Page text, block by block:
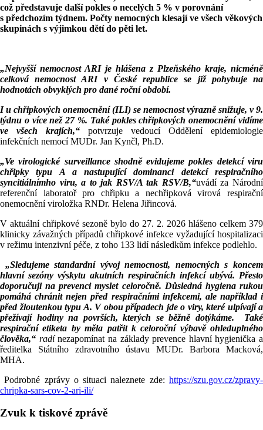
což představuje další pokles o necelých 5 % v porovnání
s předchozím týdnem. Počty nemocných klesají ve všech věkových
skupinách s výjimkou dětí do pěti let.
„Nejvyšší nemocnost ARI je hlášena z Plzeňského kraje, nicméně
celková nemocnost ARI v České republice se již pohybuje na
hodnotách obvyklých pro dané roční období.
I u chřipkových onemocnění (ILI) se nemocnost výrazně snižuje, v 9.
týdnu o více než 27 %. Také pokles chřipkových onemocnění vidíme
ve všech krajích,“ potvrzuje vedoucí Oddělení epidemiologie
infekčních nemocí MUDr. Jan Kynčl, Ph.D.
„Ve virologické surveillance shodně evidujeme pokles detekcí viru
chřipky typu A a nastupující dominanci detekcí respiračního
syncitiálnímho viru, a to jak RSV/A tak RSV/B,“uvádí za Národní
referenční laboratoř pro chřipku a nechřipková virová respirační
onemocnění viroložka RNDr. Helena Jiřincová.
V aktuální chřipkové sezoně bylo do 27. 2. 2026 hlášeno celkem 379
klinicky závažných případů chřipkové infekce vyžadující hospitalizaci
v režimu intenzivní péče, z toho 133 lidí následkům infekce podlehlo.
„Sledujeme standardní vývoj nemocnosti, nemocných s koncem
hlavní sezóny výskytu akutních respiračních infekcí ubývá. Přesto
doporučuji na prevenci myslet celoročně. Důsledná hygiena rukou
pomáhá chránit nejen před respiračními infekcemi, ale například i
před žloutenkou typu A. V obou případech jde o viry, které ulpívají a
přežívají hodiny na površích, kterých se běžně dotýkáme. Také
respirační etiketa by měla patřit k celoroční výbavě ohleduplného
člověka,“ radínezapomínat na základy prevence hlavní hygienička a
ředitelka Státního zdravotního ústavu MUDr. Barbora Macková,
MHA.
Podrobné zprávy o situaci naleznete zde:https://szu.gov.cz/zpravy-
chripka-sars-cov-2-ari-ili/
Zvuk k tiskové zprávě